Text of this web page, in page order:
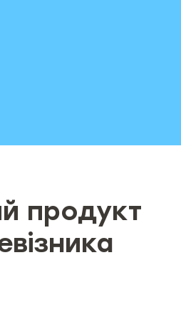
продукт